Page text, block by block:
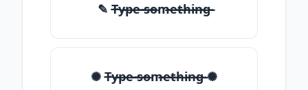
✎ T̶̴y̶̴p̶̴e̶̴ ̶̴s̶̴o̶̴m̶̴e̶̴t̶̴h̶̴i̶̴n̶̴g̶̴
✺ T̶̴y̶̴p̶̴e̶̴ ̶̴s̶̴o̶̴m̶̴e̶̴t̶̴h̶̴i̶̴n̶̴g̶̴ ✺